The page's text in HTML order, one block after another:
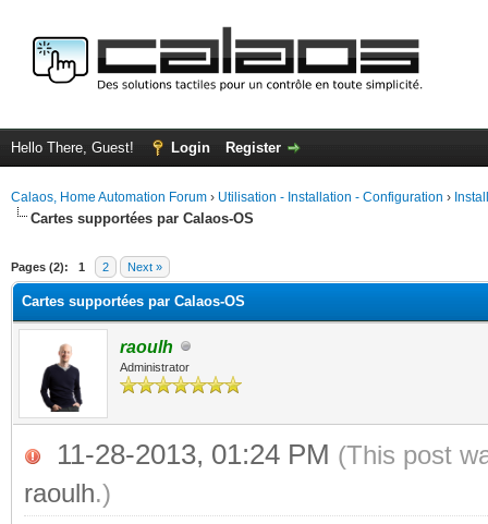
Hello There, Guest! Login Register
Calaos, Home Automation Forum › Utilisation - Installation - Configuration ›
Cartes supportées par Calaos-OS
Pages (2): 1 2 Next »
Cartes supportées par Calaos-OS
raoulh
Administrator
11-28-2013, 01:24 PM (This post
raoulh.)